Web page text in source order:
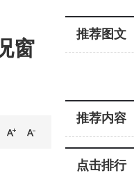
窗
推荐图文
推荐内容
点击排行